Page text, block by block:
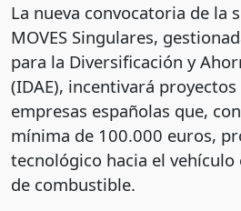
La nueva convocatoria de la
MOVES Singulares,
para la Diversificación y
(IDAE), incentivará
empresas españolas que,
mínima de 100.000 euros,
tecnológico hacia el
de combustible.